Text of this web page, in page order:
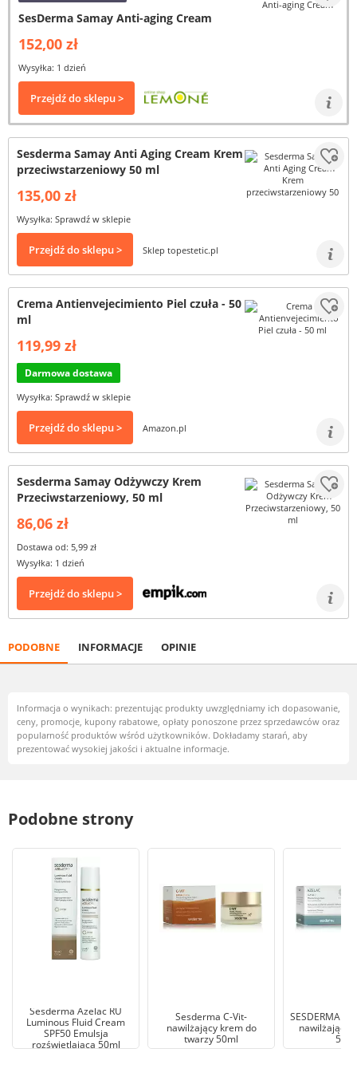
SesDerma Samay Anti-aging Cream
152,00 zł
Wysyłka: 1 dzień
Przejdź do sklepu >
Sesderma Samay Anti Aging Cream Krem
przeciwstarzeniowy 50 ml
135,00 zł
Wysyłka: Sprawdź w sklepie
Przejdź do sklepu > Sklep topestetic.pl
Crema Antienvejecimiento Piel czuła - 50
ml
119,99 zł
Darmowa dostawa
Wysyłka: Sprawdź w sklepie
Przejdź do sklepu > Amazon.pl
Sesderma Samay Odżywczy Krem
Przeciwstarzeniowy, 50 ml
86,06 zł
Dostawa od: 5,99 zł
Wysyłka: 1 dzień
Przejdź do sklepu >
PODOBNE INFORMACJE OPINIE
Informacja o wynikach: prezentując produkty uwzględniamy ich dopasowanie,
ceny, promocje, kupony rabatowe, opłaty ponoszone przez sprzedawców oraz
popularność produktów wśród użytkowników. Dokładamy starań, aby
prezentować wysokiej jakości i aktualne informacje.
Podobne strony
Sesderma Azelac RU
Luminous Fluid Cream
SPF50 Emulsja
rozświetlająca 50ml
Sesderma C-Vit-
nawilżający krem do
twarzy 50ml
SESDERMA
nawilżający
50ml